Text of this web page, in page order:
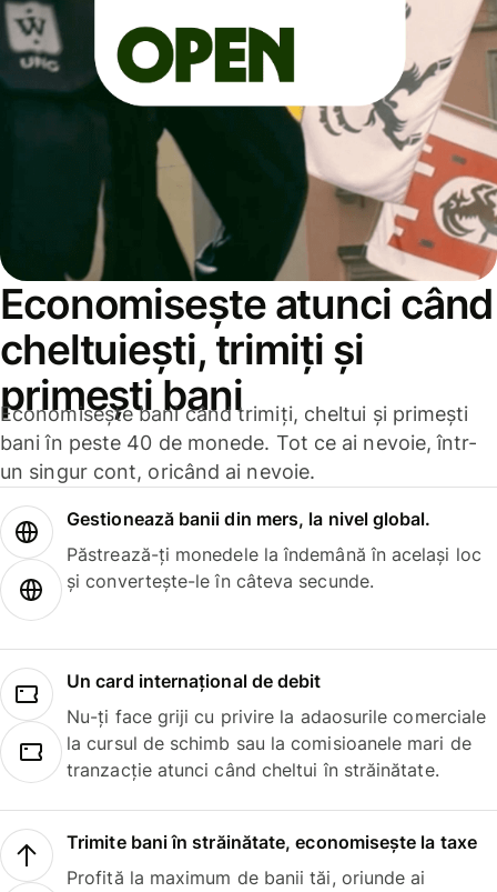
Economisește atunci când
cheltuiești, trimiți și
primești bani
Economisește bani când trimiți, cheltui și primești
bani în peste 40 de monede. Tot ce ai nevoie, într-
un singur cont, oricând ai nevoie.
Gestionează banii din mers, la nivel global.
Păstrează-ți monedele la îndemână în același loc
și convertește-le în câteva secunde.
Un card internațional de debit
Nu-ți face griji cu privire la adaosurile comerciale
la cursul de schimb sau la comisioanele mari de
tranzacție atunci când cheltui în străinătate.
Trimite bani în străinătate, economisește la taxe
Profită la maximum de banii tăi, oriunde ai